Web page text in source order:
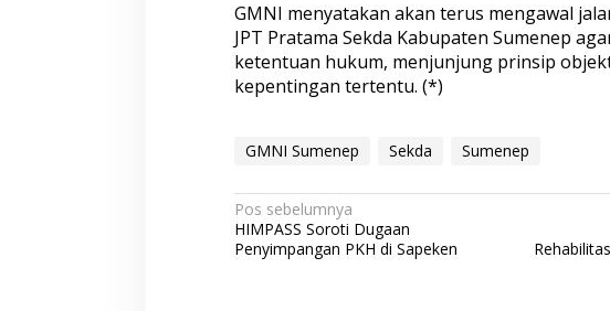
GMNI menyatakan akan terus mengawal
JPT Pratama Sekda Kabupaten Sumenep
ketentuan hukum, menjunjung prinsip
kepentingan tertentu. (*)
GMNI Sumenep Sekda Sumenep
N
a
Pos sebelumnya
HIMPASS Soroti Dugaan
Penyimpangan PKH di Sapeken